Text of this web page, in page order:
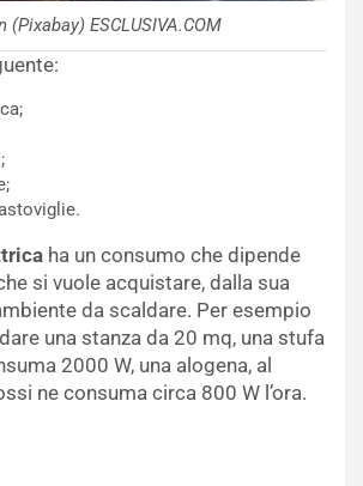
(Pixabay) ESCLUSIVA.COM
ha un consumo che dipende
si vuole acquistare, dalla sua
da scaldare. Per esempio
una stanza da 20 mq, una stufa
2000 W, una alogena, al
ne consuma circa 800 W l’ora.